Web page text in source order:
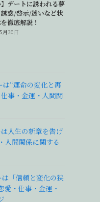
】デートに誘われる夢
惑/啓示/迷いなど状
徹底解説！
月30日
は“運命の変化と再
事・金運・人間関
は人生の新章を告げ
人間関係に関する
は「信頼と変化の狭
愛・仕事・金運・